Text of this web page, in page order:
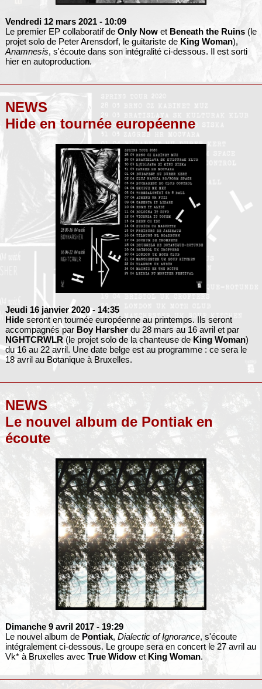
Vendredi 12 mars 2021 - 10:09
Le premier EP collaboratif de Only Nowet Beneath the Ruins(le
projet solo de Peter Arensdorf, le guitariste de King Woman),
Anamnesis, s'écoute dans son intégralité ci-dessous. Il est sorti
hier en autoproduction.
NEWS
Hide en tournée européenne
Jeudi 16 janvier 2020 - 14:35
Hideseront en tournée européenne au printemps. Ils seront
accompagnés par Boy Harsherdu 28 mars au 16 avril et par
NGHTCRWLR (le projet solo de la chanteuse de King Woman)
du 16 au 22 avril. Une date belge est au programme : ce sera le
18 avril au Botanique à Bruxelles.
NEWS
Le nouvel album de Pontiak en
écoute
Dimanche 9 avril 2017 - 19:29
Le nouvel album de Pontiak, Dialectic of Ignorance, s'écoute
intégralement ci-dessous. Le groupe sera en concert le 27 avril au
Vk* à Bruxelles avec True Widow et King Woman.